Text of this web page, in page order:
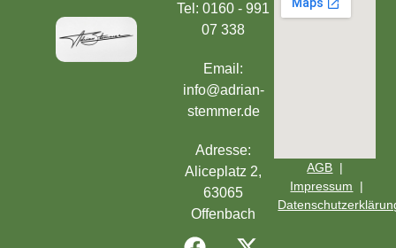
Tel: 0160 - 991
07 338
Email:
info@adrian-
stemmer.de
Adresse:
Aliceplatz 2,
63065
Offenbach
AGB |
Impressum |